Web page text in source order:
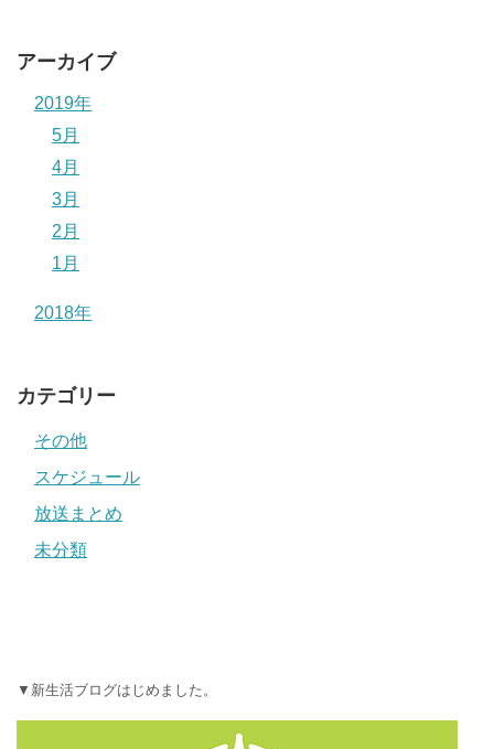
アーカイブ
2019年
5月
4月
3月
2月
1月
2018年
カテゴリー
その他
スケジュール
放送まとめ
未分類
▼新生活ブログはじめました。